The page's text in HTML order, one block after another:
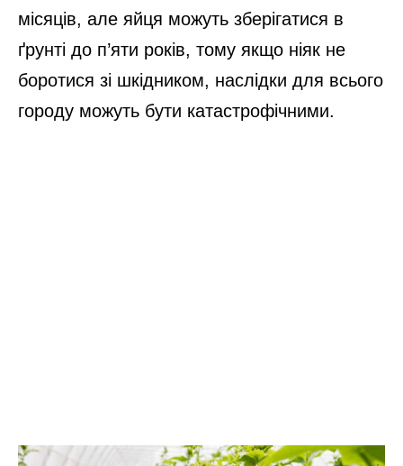
місяців, але яйця можуть зберігатися в
ґрунті до п’яти років, тому якщо ніяк не
боротися зі шкідником, наслідки для всього
городу можуть бути катастрофічними.